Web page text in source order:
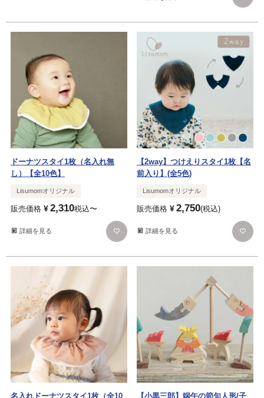
ドーナツスタイ1枚（名入れ無
し）【全10色】
Lisumomオリジナル
販売価格 ¥2,310税込〜
詳細を見る
【2way】つけえりスタイ1枚【名
前入り】(全5色)
Lisumomオリジナル
販売価格 ¥2,750 税込
詳細を見る
名入れドーナツスタイ1枚（全10 【小黒三郎】端午の節句人形/子